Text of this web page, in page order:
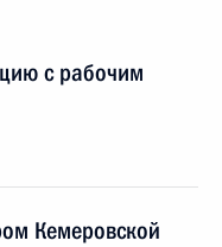
с рабочим
Кемеровской